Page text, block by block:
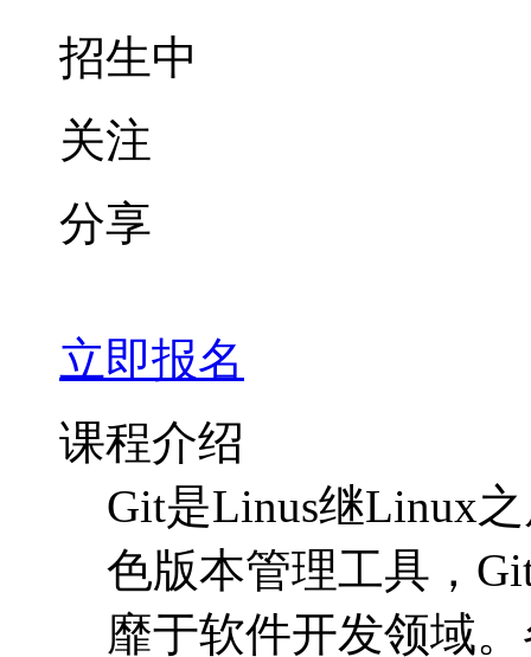
招生中
关注
分享
立即报名
课程介绍
Git是Linus继Linux
色版本管理工具，
靡于软件开发领域